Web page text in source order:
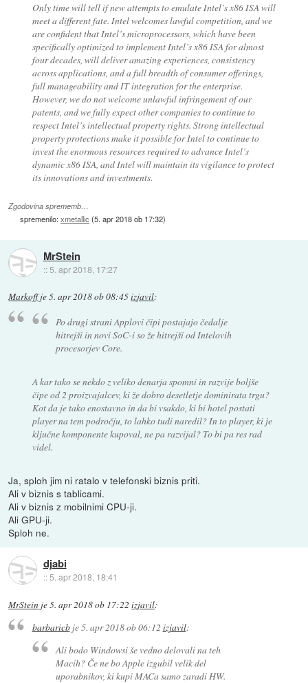
Only time will tell if new attempts to emulate Intel’s x86 ISA will
meet a different fate. Intel welcomes lawful competition, and we
are confident that Intel’s microprocessors, which have been
specifically optimized to implement Intel’s x86 ISA for almost
four decades, will deliver amazing experiences, consistency
across applications, and a full breadth of consumer offerings,
full manageability and IT integration for the enterprise.
However, we do not welcome unlawful infringement of our
patents, and we fully expect other companies to continue to
respect Intel’s intellectual property rights. Strong intellectual
property protections make it possible for Intel to continue to
invest the enormous resources required to advance Intel’s
dynamic x86 ISA, and Intel will maintain its vigilance to protect
its innovations and investments.
Zgodovina sprememb…
spremenilo:xmetallic (5. apr 2018 ob 17:32)
MrStein
:: 5. apr 2018, 17:27
Markoffje5. apr 2018 ob 08:45izjavil:
Po drugi strani Applovi čipi postajajo čedalje
hitrejši in novi SoC-i so že hitrejši od Intelovih
procesorjev Core.
A kar tako se nekdo z veliko denarja spomni in razvije boljše
čipe od 2 proizvajalcev, ki že dobro desetletje dominirata trgu?
Kot da je tako enostavno in da bi vsakdo, ki bi hotel postati
player na tem področju, to lahko tudi naredil? In to player, ki je
ključne komponente kupoval, ne pa razvijal? To bi pa res rad
videl.
Ja, sploh jim ni ratalo v telefonski biznis priti.
Ali v biznis s tablicami.
Ali v biznis z mobilnimi CPU-ji.
Ali GPU-ji.
Sploh ne.
djabi
::5. apr 2018, 18:41
MrStein je5. apr 2018 ob 17:22 izjavil:
barbaricbje5. apr 2018 ob 06:12 izjavil:
Ali bodo Windowsi še vedno delovali na teh
Macih? Če ne bo Apple izgubil velik del
uporabnikov, ki kupi MACa samo zaradi HW.